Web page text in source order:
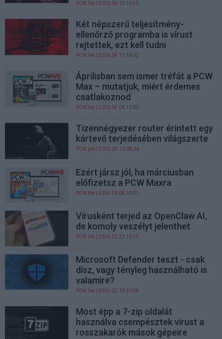
PCW.lite | 2026.04.15 16:55
Két népszerű teljesítmény-
ellenőrző programba is vírust
rejtettek, ezt kell tudni
PCW.lite | 2026.04.12 16:02
Áprilisban sem ismer tréfát a PCW
Max – mutatjuk, miért érdemes
csatlakoznod
PCW.lite | 2026.04.04 11:00
Tizennégyezer router érintett egy
kártevő terjedésében világszerte
PCW.pro | 2026.03.13 08:34
Ezért jársz jól, ha márciusban
előfizetsz a PCW Maxra
PCW.lite | 2026.03.08 20:01
Vírusként terjed az OpenClaw AI,
de komoly veszélyt jelenthet
PCW.lite | 2026.02.23 13:15
Microsoft Defender teszt - csak
dísz, vagy tényleg használható is
valamire?
PCW.lite | 2026.02.19 20:28
Most épp a 7-zip oldalát
használva csempésztek vírust a
rosszakarók mások gépeire